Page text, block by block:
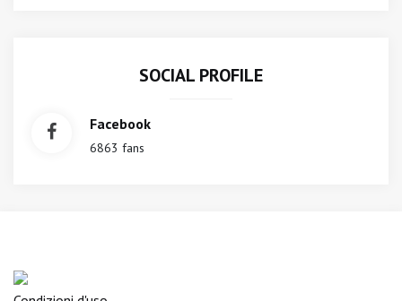
SOCIAL PROFILE
Facebook
6863 fans